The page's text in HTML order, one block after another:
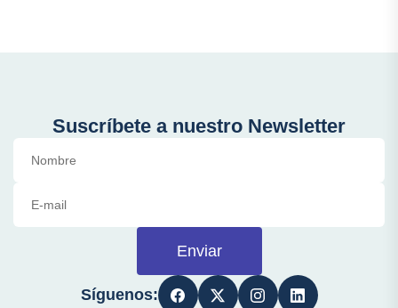
Suscríbete a nuestro Newsletter
Enviar
Síguenos: